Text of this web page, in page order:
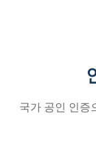
국가 공인 인증